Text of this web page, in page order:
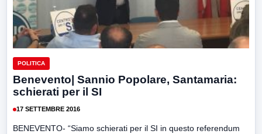
POLITICA
Benevento| Sannio Popolare, Santamaria:
schierati per il SI
17 SETTEMBRE 2016
BENEVENTO- “Siamo schierati per il SI in questo referendum